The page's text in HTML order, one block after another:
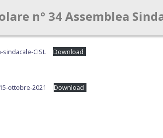
n° 34 Assemblea
CISL Download
ottobre-2021 Download